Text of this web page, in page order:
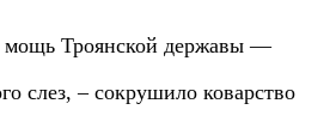
мощь Троянской державы —
слез, – сокрушило коварство